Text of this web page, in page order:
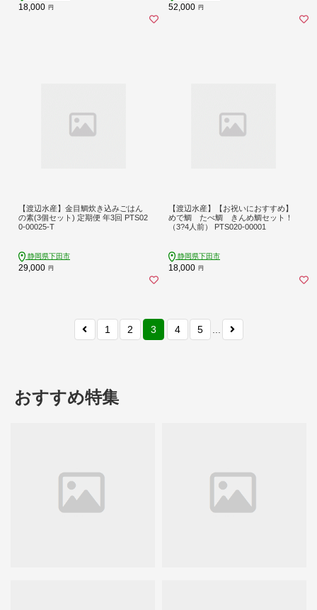
18,000 円 52,000 円
【渡辺水産】金目鯛炊き込みごはん
の素(3個セット) 定期便 年3回 PTS02
0-00025-T
静岡県下田市
29,000 円
【渡辺水産】【お祝いにおすすめ】
めで鯛 たべ鯛 きんめ鯛セット！
（3?4人前） PTS020-00001
静岡県下田市
18,000 円
1 2 3 4 5
おすすめ特集